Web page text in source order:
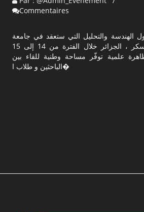
Commentaires
الهندسة والتحليل التي ستعقد في جامعة
مصطفى اسطنبولي معسكر ، الجزائر خلال الفترة من 14 إلى 15
، هي تظاهرة علمية توفّر مساحة وطنية للقاء بين
الباحثين و طلاب ا�